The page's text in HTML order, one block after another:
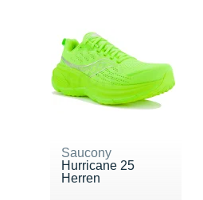
Saucony
Hurricane 25
Herren